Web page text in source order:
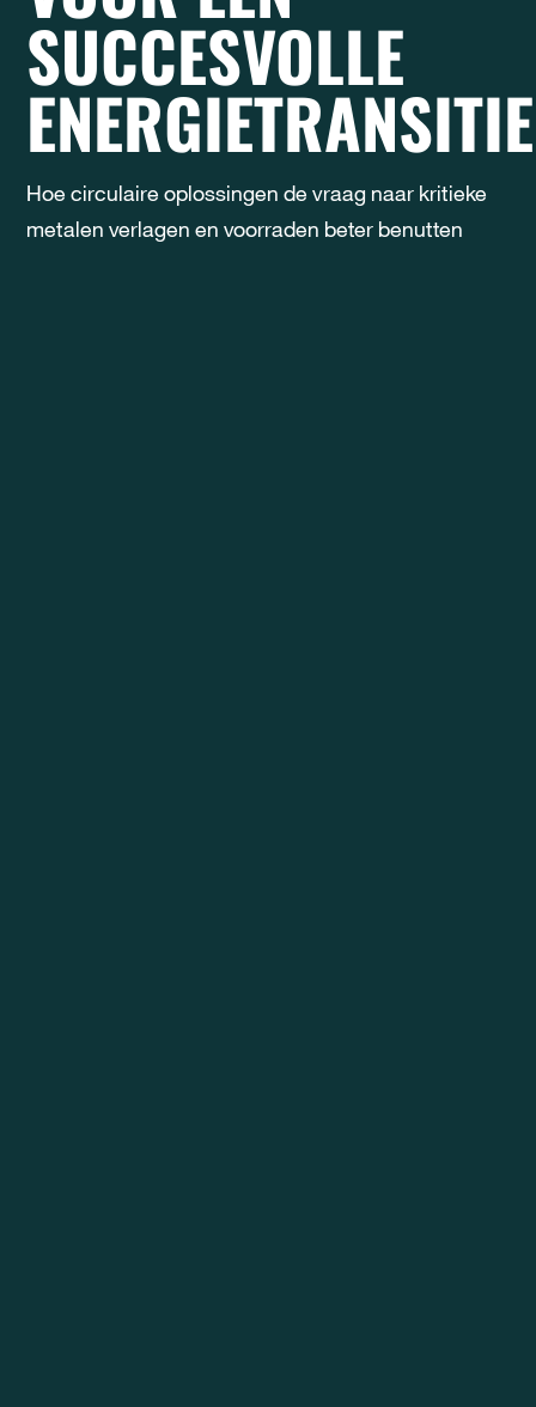
SUCCESVOLLE
ENERGIETRANSITIE
Hoe circulaire oplossingen de vraag naar kritieke
metalen verlagen en voorraden beter benutten